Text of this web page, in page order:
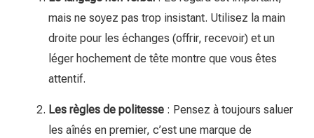
mais ne soyez pas trop insistant. Utilisez la main
droite pour les échanges (offrir, recevoir) et un
léger hochement de tête montre que vous êtes
attentif.
Les règles de politesse : Pensez à toujours saluer
les aînés en premier, c’est une marque de